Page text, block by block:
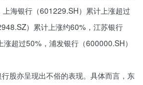
亿，业绩增
海银行（601229.SH）累计上涨超过
）累计上涨约60%，江苏银行
涨超过50%，浦发银行（600000.SH）
股亦呈现出不俗的表现。具体而言，东